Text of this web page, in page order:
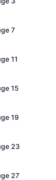
7
11
15
19
23
27